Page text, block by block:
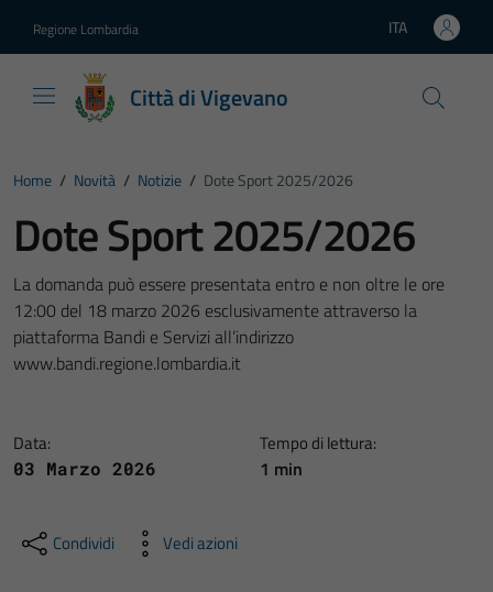
Regione Lombardia Lingua attiva:
ITA
Città di Vigevano
Home / Novità / Notizie / Dote Sport 2025/2026
Dote Sport 2025/2026
La domanda può essere presentata entro e non oltre le ore
12:00 del 18 marzo 2026 esclusivamente attraverso la
piattaforma Bandi e Servizi all’indirizzo
www.bandi.regione.lombardia.it
Data:
03 Marzo 2026
Tempo di lettura:
1 min
Condividi Vedi azioni